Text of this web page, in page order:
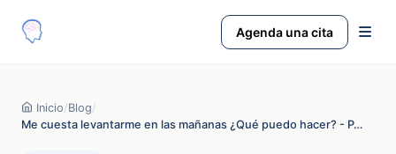
Agenda una cita
Inicio/Blog/
Me cuesta levantarme en las mañanas ¿Qué puedo hacer? - P…